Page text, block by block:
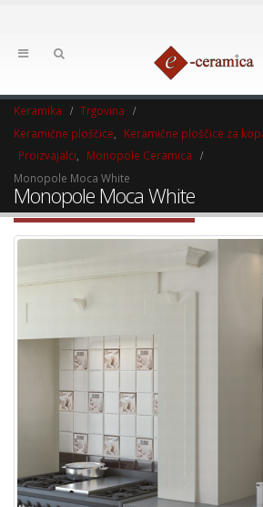
Keramika
Trgovina
Keramične ploščice
Keramične ploščice za
Proizvajalci
Monopole Ceramica
Monopole Moca White
Monopole Moca White